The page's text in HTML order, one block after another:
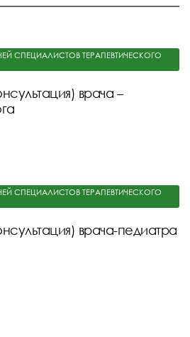
СПЕЦИАЛИСТОВ ТЕРАПЕВТИЧЕСКОГО
врача –
СПЕЦИАЛИСТОВ ТЕРАПЕВТИЧЕСКОГО
врача-педиатра